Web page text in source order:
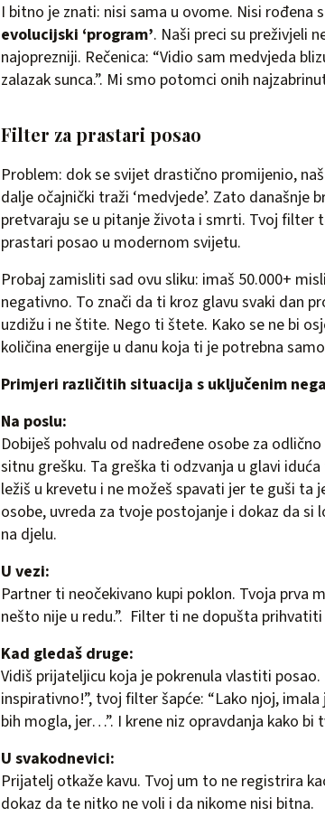
I bitno je znati: nisi sama u ovome. Nisi rođena
evolucijski ‘program’. Naši preci su preživjeli
najoprezniji. Rečenica: “Vidio sam medvjeda
zalazak sunca.”. Mi smo potomci onih
Filter za prastari posao
Problem: dok se svijet drastično promijenio,
dalje očajnički traži ‘medvjede’. Zato
pretvaraju se u pitanje života i smrti. Tvoj filter
prastari posao u modernom svijetu.
Probaj zamisliti sad ovu sliku: imaš 50.000+
negativno. To znači da ti kroz glavu svaki dan
uzdižu i ne štite. Nego ti štete. Kako se ne bi
količina energije u danu koja ti je potrebna
Primjeri različitih situacija s uključenim
Na poslu:
Dobiješ pohvalu od nadređene osobe za
sitnu grešku. Ta greška ti odzvanja u glavi
ležiš u krevetu i ne možeš spavati jer te guši
osobe, uvreda za tvoje postojanje i dokaz da
na djelu.
U vezi:
Partner ti neočekivano kupi poklon. Tvoja prva
nešto nije u redu.”. Filter ti ne dopušta
Kad gledaš druge:
Vidiš prijateljicu koja je pokrenula vlastiti
inspirativno!”, tvoj filter šapće: “Lako njoj,
bih mogla, jer…”. I krene niz opravdanja kako
U svakodnevici:
Prijatelj otkaže kavu. Tvoj um to ne registrira
dokaz da te nitko ne voli i da nikome nisi bitna.